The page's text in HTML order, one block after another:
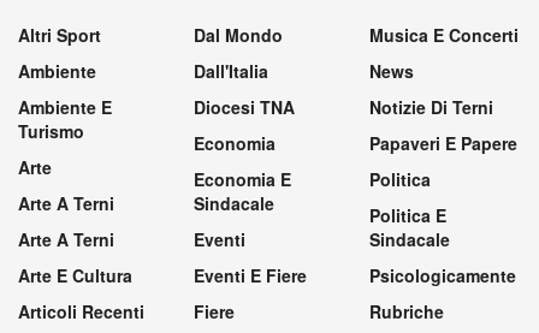
Altri Sport
Ambiente
Ambiente E
Turismo
Arte
Arte A Terni
Arte A Terni
Arte E Cultura
Articoli Recenti
Dal Mondo
Dall'Italia
Diocesi TNA
Economia
Economia E
Sindacale
Eventi
Eventi E Fiere
Fiere
Musica E Concerti
News
Notizie Di Terni
Papaveri E Papere
Politica
Politica E
Sindacale
Psicologicamente
Rubriche